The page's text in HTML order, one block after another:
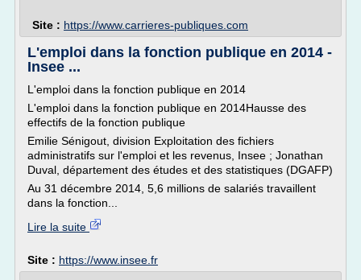
Site : https://www.carrieres-publiques.com
L'emploi dans la fonction publique en 2014 -
Insee ...
L'emploi dans la fonction publique en 2014
L'emploi dans la fonction publique en 2014Hausse des
effectifs de la fonction publique
Emilie Sénigout, division Exploitation des fichiers
administratifs sur l'emploi et les revenus, Insee ; Jonathan
Duval, département des études et des statistiques (DGAFP)
Au 31 décembre 2014, 5,6 millions de salariés travaillent
dans la fonction...
Lire la suite
Site : https://www.insee.fr